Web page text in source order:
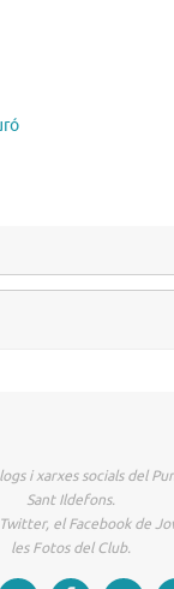
i xarxes socials del
Sant Ildefons.
el Facebook de
les Fotos del Club.